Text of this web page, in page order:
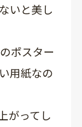
いと美し
ポスター
用紙なの
がってし